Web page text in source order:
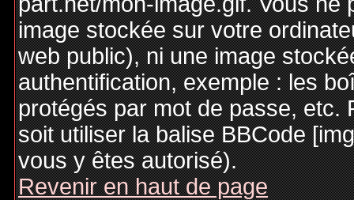
image stockée sur votre
web public), ni une image
authentification, exemple : les
protégés par mot de passe, etc.
soit utiliser la balise BBCode
vous y êtes autorisé).
Revenir en haut de page